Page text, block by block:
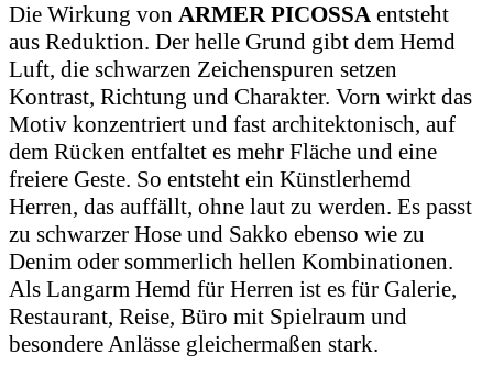
Die Wirkung von ARMER PICOSSA entsteht
aus Reduktion. Der helle Grund gibt dem Hemd
Luft, die schwarzen Zeichenspuren setzen
Kontrast, Richtung und Charakter. Vorn wirkt das
Motiv konzentriert und fast architektonisch, auf
dem Rücken entfaltet es mehr Fläche und eine
freiere Geste. So entsteht ein Künstlerhemd
Herren, das auffällt, ohne laut zu werden. Es passt
zu schwarzer Hose und Sakko ebenso wie zu
Denim oder sommerlich hellen Kombinationen.
Als Langarm Hemd für Herren ist es für Galerie,
Restaurant, Reise, Büro mit Spielraum und
besondere Anlässe gleichermaßen stark.